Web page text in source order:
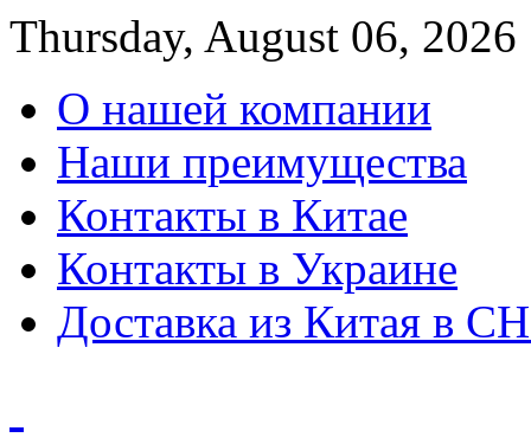
Thursday, August 06, 2026
О нашей компании
Наши преимущества
Контакты в Китае
Контакты в Украине
Доставка из Китая в